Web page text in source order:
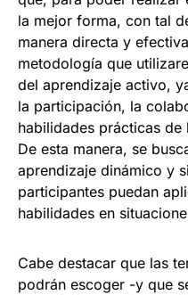
la mejor forma, con tal
manera directa y
metodología que
del aprendizaje activo,
la participación, la
habilidades prácticas de
De esta manera, se
aprendizaje dinámico y
participantes puedan
habilidades en
Cabe destacar que las
podrán escoger -y que